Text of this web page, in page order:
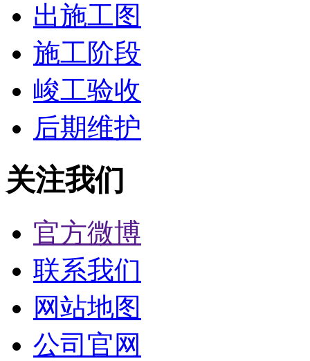
出施工图
施工阶段
峻工验收
后期维护
关注我们
官方微博
联系我们
网站地图
公司官网